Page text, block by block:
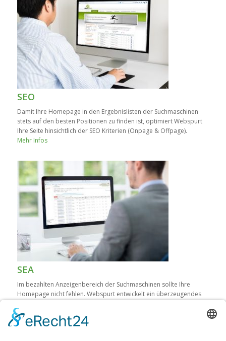
SEO
Damit Ihre Homepage in den Ergebnislisten der Suchmaschinen
stets auf den besten Positionen zu finden ist, optimiert Webspurt
Ihre Seite hinsichtlich der SEO Kriterien (Onpage & Offpage).
Mehr Infos
SEA
Im bezahlten Anzeigenbereich der Suchmaschinen sollte Ihre
Homepage nicht fehlen. Webspurt entwickelt ein überzeugendes
Mehr Infos